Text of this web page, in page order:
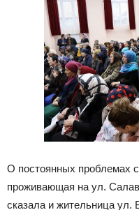
О постоянных проблемах
проживающая на ул.
сказала и жительница ул.